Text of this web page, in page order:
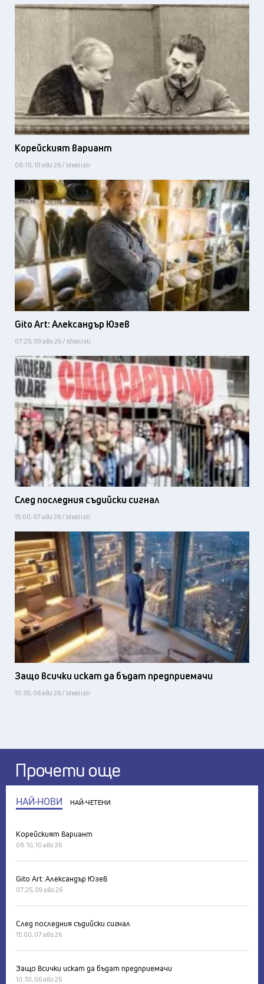
Корейският вариант
08:10, 10 авг 26 / Idealisti
Gito Art: Александър Юзев
07:25, 09 авг 26 / Idealisti
След последния съдийски сигнал
15:00, 07 авг 26 / Idealisti
Защо всички искат да бъдат предприемачи
10:30, 06 авг 26 / Idealisti
Прочети още
НАЙ-НОВИ НАЙ-ЧЕТЕНИ
Корейският вариант
08:10, 10 авг 26
Gito Art: Александър Юзев
07:25, 09 авг 26
След последния съдийски сигнал
15:00, 07 авг 26
Защо всички искат да бъдат предприемачи
10:30, 06 авг 26